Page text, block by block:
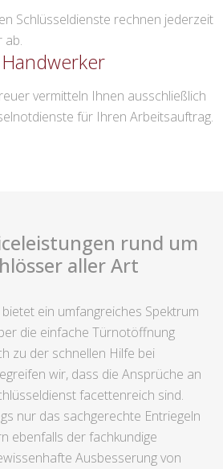
Schlüsseldienste rechnen jederzeit
ab.
vermitteln Ihnen ausschließlich
für Ihren Arbeitsauftrag.
rund um
aller Art
ein umfangreiches Spektrum
die einfache Türnotöffnung
zu der schnellen Hilfe bei
wir, dass die Ansprüche an
facettenreich sind.
nur das sachgerechte Entriegeln
ebenfalls der fachkundige
Ausbesserung von